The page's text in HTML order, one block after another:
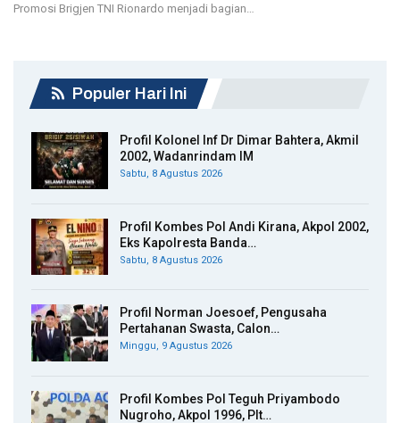
Promosi Brigjen TNI Rionardo menjadi bagian…
Populer Hari Ini
Profil Kolonel Inf Dr Dimar Bahtera, Akmil
2002, Wadanrindam IM
Sabtu, 8 Agustus 2026
Profil Kombes Pol Andi Kirana, Akpol 2002,
Eks Kapolresta Banda…
Sabtu, 8 Agustus 2026
Profil Norman Joesoef, Pengusaha
Pertahanan Swasta, Calon…
Minggu, 9 Agustus 2026
Profil Kombes Pol Teguh Priyambodo
Nugroho, Akpol 1996, Plt…